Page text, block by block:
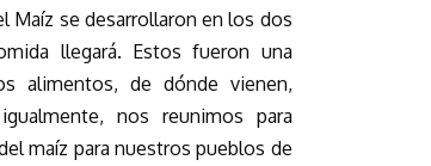
Maíz se desarrollaron en los dos
llegará. Estos fueron una
alimentos, de dónde vienen,
nos reunimos para
maíz para nuestros pueblos de